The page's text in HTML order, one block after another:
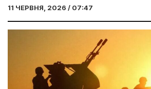
11 ЧЕРВНЯ, 2026 / 07:47